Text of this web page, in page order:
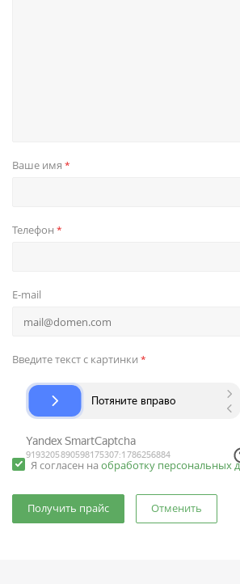
Ваше имя *
Телефон *
E-mail
Введите текст с картинки *
Я согласен на обработку персональных
Отменить